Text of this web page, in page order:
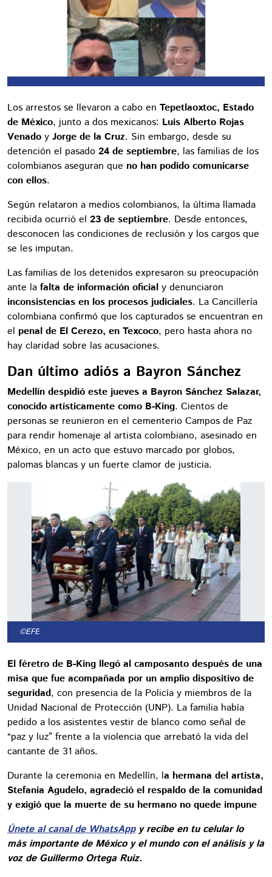
Los arrestos se llevaron a cabo en Tepetlaoxtoc, Estado
de México, junto a dos mexicanos: Luis Alberto Rojas
Venado y Jorge de la Cruz. Sin embargo, desde su
detención el pasado 24 de septiembre, las familias de los
colombianos aseguran que no han podido comunicarse
con ellos.
Según relataron a medios colombianos, la última llamada
recibida ocurrió el 23 de septiembre. Desde entonces,
desconocen las condiciones de reclusión y los cargos que
se les imputan.
Las familias de los detenidos expresaron su preocupación
ante la falta de información oficial y denunciaron
inconsistencias en los procesos judiciales. La Cancillería
colombiana confirmó que los capturados se encuentran en
el penal de El Cerezo, en Texcoco, pero hasta ahora no
hay claridad sobre las acusaciones.
Dan último adiós a Bayron Sánchez
Medellín despidió este jueves a Bayron Sánchez Salazar,
conocido artísticamente como B-King. Cientos de
personas se reunieron en el cementerio Campos de Paz
para rendir homenaje al artista colombiano, asesinado en
México, en un acto que estuvo marcado por globos,
palomas blancas y un fuerte clamor de justicia.
©EFE
El féretro de B-King llegó al camposanto después de una
misa que fue acompañada por un amplio dispositivo de
seguridad, con presencia de la Policía y miembros de la
Unidad Nacional de Protección (UNP). La familia había
pedido a los asistentes vestir de blanco como señal de
“paz y luz” frente a la violencia que arrebató la vida del
cantante de 31 años.
Durante la ceremonia en Medellín, la hermana del artista,
Stefania Agudelo, agradeció el respaldo de la comunidad
y exigió que la muerte de su hermano no quede impune
Únete al canal de WhatsAppy recibe en tu celular lo
más importante de México y el mundo con el análisis y la
voz de Guillermo Ortega Ruiz.